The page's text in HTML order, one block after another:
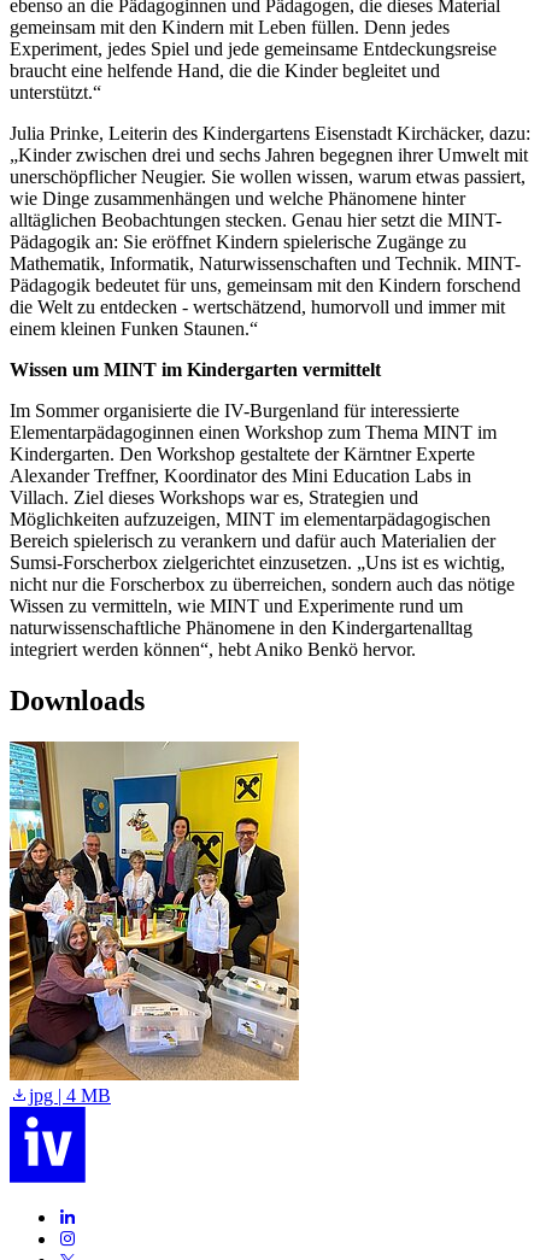
ebenso an die Pädagoginnen und Pädagogen, die dieses Material
gemeinsam mit den Kindern mit Leben füllen. Denn jedes
Experiment, jedes Spiel und jede gemeinsame Entdeckungsreise
braucht eine helfende Hand, die die Kinder begleitet und
unterstützt.“
Julia Prinke, Leiterin des Kindergartens Eisenstadt Kirchäcker, dazu:
„Kinder zwischen drei und sechs Jahren begegnen ihrer Umwelt mit
unerschöpflicher Neugier. Sie wollen wissen, warum etwas passiert,
wie Dinge zusammenhängen und welche Phänomene hinter
alltäglichen Beobachtungen stecken. Genau hier setzt die MINT-
Pädagogik an: Sie eröffnet Kindern spielerische Zugänge zu
Mathematik, Informatik, Naturwissenschaften und Technik. MINT-
Pädagogik bedeutet für uns, gemeinsam mit den Kindern forschend
die Welt zu entdecken - wertschätzend, humorvoll und immer mit
einem kleinen Funken Staunen.“
Wissen um MINT im Kindergarten vermittelt
Im Sommer organisierte die IV-Burgenland für interessierte
Elementarpädagoginnen einen Workshop zum Thema MINT im
Kindergarten. Den Workshop gestaltete der Kärntner Experte
Alexander Treffner, Koordinator des Mini Education Labs in
Villach. Ziel dieses Workshops war es, Strategien und
Möglichkeiten aufzuzeigen, MINT im elementarpädagogischen
Bereich spielerisch zu verankern und dafür auch Materialien der
Sumsi-Forscherbox zielgerichtet einzusetzen. „Uns ist es wichtig,
nicht nur die Forscherbox zu überreichen, sondern auch das nötige
Wissen zu vermitteln, wie MINT und Experimente rund um
naturwissenschaftliche Phänomene in den Kindergartenalltag
integriert werden können“, hebt Aniko Benkö hervor.
Downloads
jpg | 4 MB